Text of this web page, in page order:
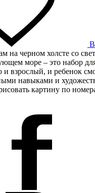
В
на черном холсте со
море – это набор для
взрослый, и ребенок
навыками и
картину по